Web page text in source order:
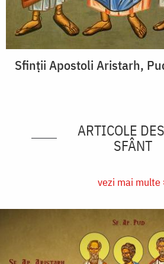
Sfinții Apostoli Aristarh,
ARTICOLE
SFÂNT
vezi mai multe